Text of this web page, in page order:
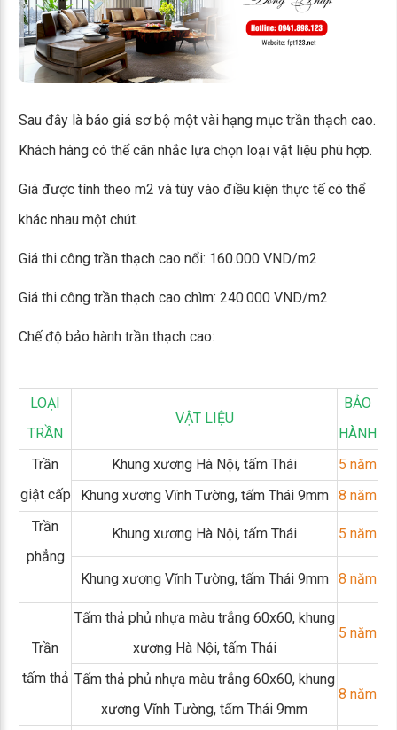
Sau đây là báo giá sơ bộ một vài hạng mục trần thạch cao.
Khách hàng có thể cân nhắc lựa chọn loại vật liệu phù hợp.
Giá được tính theo m2 và tùy vào điều kiện thực tế có thể
khác nhau một chút.
Giá thi công trần thạch cao nổi: 160.000 VND/m2
Giá thi công trần thạch cao chìm: 240.000 VND/m2
Chế độ bảo hành trần thạch cao:
LOẠI
TRẦN
VẬT LIỆU
BẢO
HÀNH
Trần
giật cấp
Khung xương Hà Nội, tấm Thái
5 năm
Khung xương Vĩnh Tường, tấm Thái 9mm
8 năm
Trần
phẳng
Khung xương Hà Nội, tấm Thái 5 năm
Khung xương Vĩnh Tường, tấm Thái 9mm 8 năm
Trần
tấm thả
Tấm thả phủ nhựa màu trắng 60x60, khung
xương Hà Nội, tấm Thái
5 năm
Tấm thả phủ nhựa màu trắng 60x60, khung
xương Vĩnh Tường, tấm Thái 9mm
8 năm